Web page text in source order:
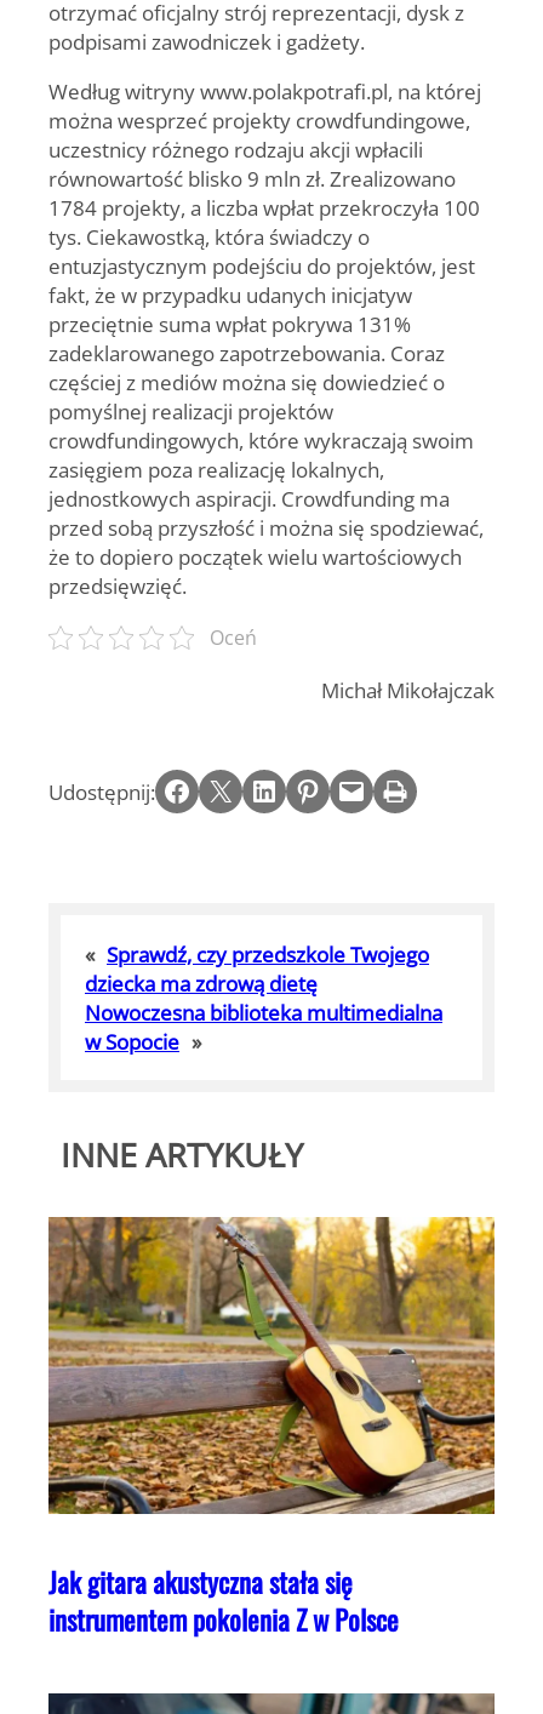
otrzymać oficjalny strój reprezentacji, dysk z
podpisami zawodniczek i gadżety.
Według witryny www.polakpotrafi.pl, na której
można wesprzeć projekty crowdfundingowe,
uczestnicy różnego rodzaju akcji wpłacili
równowartość blisko 9 mln zł. Zrealizowano
1784 projekty, a liczba wpłat przekroczyła 100
tys. Ciekawostką, która świadczy o
entuzjastycznym podejściu do projektów, jest
fakt, że w przypadku udanych inicjatyw
przeciętnie suma wpłat pokrywa 131%
zadeklarowanego zapotrzebowania. Coraz
częściej z mediów można się dowiedzieć o
pomyślnej realizacji projektów
crowdfundingowych, które wykraczają swoim
zasięgiem poza realizację lokalnych,
jednostkowych aspiracji. Crowdfunding ma
przed sobą przyszłość i można się spodziewać,
że to dopiero początek wielu wartościowych
przedsięwzięć.
Oceń
Michał Mikołajczak
Udostępnij: Share on Facebook Email this Page Share on LinkedIn Share on Pinterest Email this Page Print this Page
« Sprawdź, czy przedszkole Twojego
dziecka ma zdrową dietę
Nowoczesna biblioteka multimedialna
w Sopocie »
INNE ARTYKUŁY
Jak gitara akustyczna stała się
instrumentem pokolenia Z w Polsce